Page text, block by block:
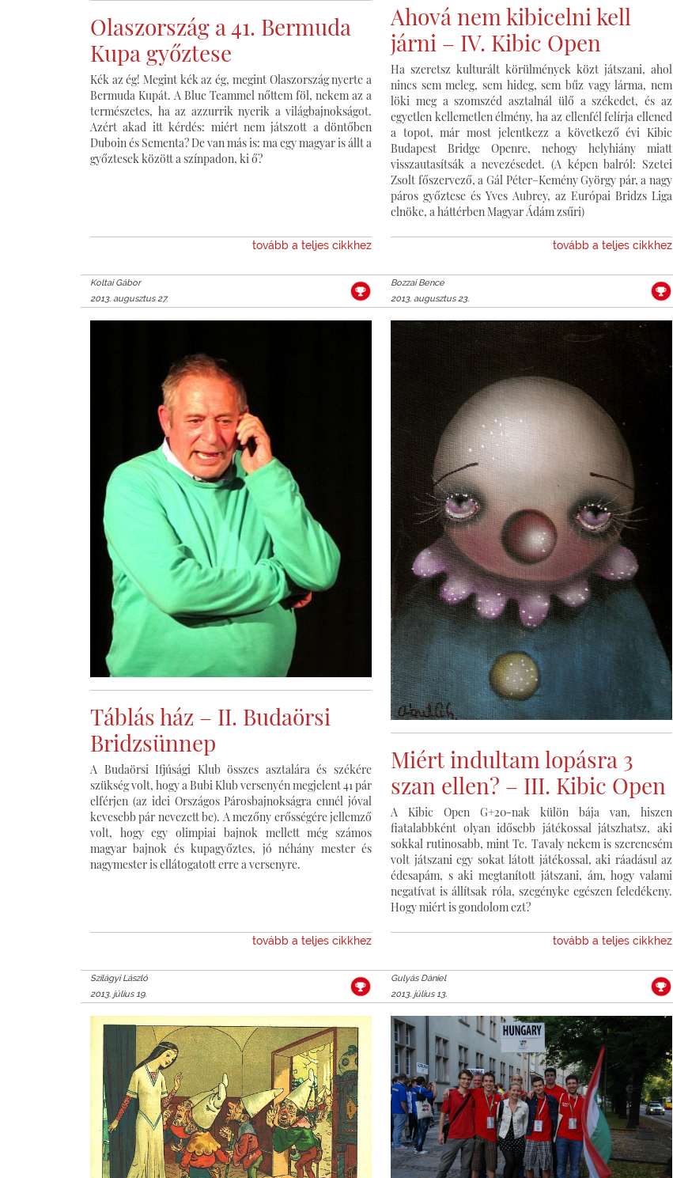
Olaszország a 41. Bermuda
Kupa győztese
Kék az ég! Megint kék az ég, megint Olaszország nyerte a
Bermuda Kupát. A Blue Teammel nőttem föl, nekem az a
természetes, ha az azzurrik nyerik a világbajnokságot.
Azért akad itt kérdés: miért nem játszott a döntőben
Duboin és Sementa? De van más is: ma egy magyar is állt a
győztesek között a színpadon, ki ő?
tovább a teljes cikkhez
Ahová nem kibicelni kell
járni – IV. Kibic Open
Ha szeretsz kulturált körülmények közt játszani, ahol
nincs sem meleg, sem hideg, sem bűz vagy lárma, nem
löki meg a szomszéd asztalnál ülő a székedet, és az
egyetlen kellemetlen élmény, ha az ellenfél felírja ellened
a topot, már most jelentkezz a következő évi Kibic
Budapest Bridge Openre, nehogy helyhiány miatt
visszautasítsák a nevezésedet. (A képen balról: Szetei
Zsolt főszervező, a Gál Péter–Kemény György pár, a nagy
páros győztese és Yves Aubrey, az Európai Bridzs Liga
elnöke, a háttérben Magyar Ádám zsűri)
tovább a teljes cikkhez
Koltai Gábor
2013. augusztus 27.
Táblás ház – II. Budaörsi
Bridzsünnep
A Budaörsi Ifjúsági Klub összes asztalára és székére
szükség volt, hogy a Bubi Klub versenyén megjelent 41 pár
elférjen (az idei Országos Párosbajnokságra ennél jóval
kevesebb pár nevezett be). A mezőny erősségére jellemző
volt, hogy egy olimpiai bajnok mellett még számos
magyar bajnok és kupagyőztes, jó néhány mester és
nagymester is ellátogatott erre a versenyre.
tovább a teljes cikkhez
Bozzai Bence
2013. augusztus 23.
Miért indultam lopásra 3
szan ellen? – III. Kibic Open
A Kibic Open G+20-nak külön bája van, hiszen
fiatalabbként olyan idősebb játékossal játszhatsz, aki
sokkal rutinosabb, mint Te. Tavaly nekem is szerencsém
volt játszani egy sokat látott játékossal, aki ráadásul az
édesapám, s aki megtanított játszani, ám, hogy valami
negatívat is állítsak róla, szegényke egészen feledékeny.
Hogy miért is gondolom ezt?
tovább a teljes cikkhez
Szilágyi László
2013. július 19.
Gulyás Dániel
2013. július 13.